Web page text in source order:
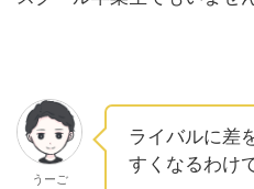
うーご
ライバルに差
すくなるわけ